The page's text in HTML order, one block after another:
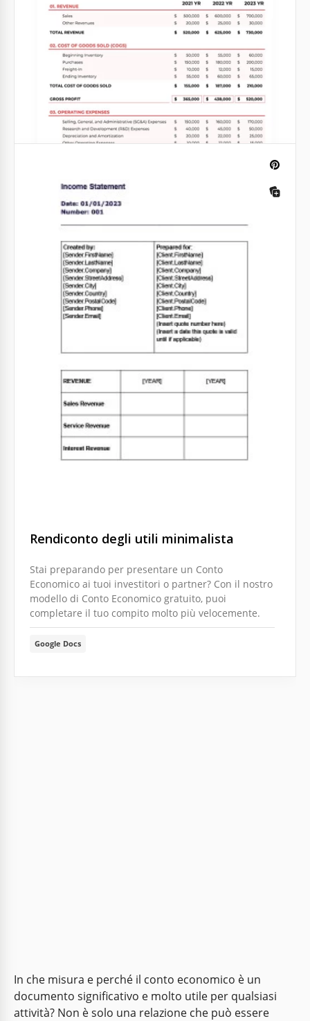
Stato Patrimoniale di Base
Semplifica la rendicontazione finanziaria con il
modello di Stato Patrimoniale di Base. Questo
modello è tutto incentrato sulla chiarezza e
semplicità.
Rendiconto degli utili minimalista
Stai preparando per presentare un Conto
Economico ai tuoi investitori o partner? Con il nostro
modello di Conto Economico gratuito, puoi
completare il tuo compito molto più velocemente.
Google Docs
In che misura e perché il conto economico è un
documento significativo e molto utile per qualsiasi
attività? Non è solo una relazione che può essere